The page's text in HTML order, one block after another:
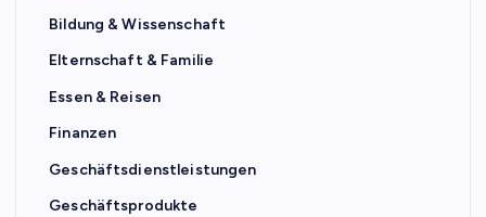
Bildung & Wissenschaft
Elternschaft & Familie
Essen & Reisen
Finanzen
Geschäftsdienstleistungen
Geschäftsprodukte